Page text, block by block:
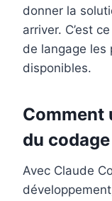
donner la
arriver. C’est
de langage les
disponibles.
Comment
du codage
Avec Claude